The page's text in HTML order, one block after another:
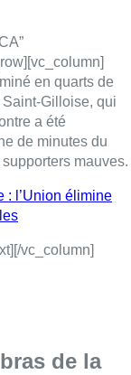
en quarts de
Gilloise, qui
a été
de minutes du
mauves.
: l’Union élimine
vc_column]
de la